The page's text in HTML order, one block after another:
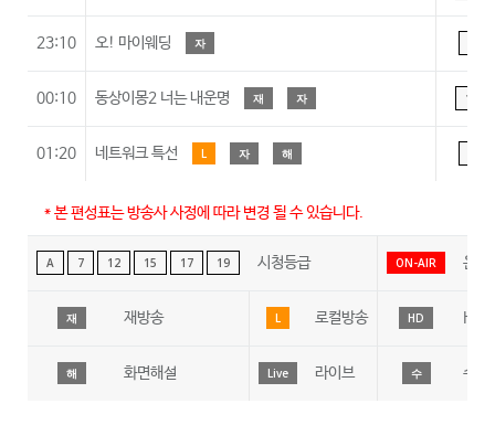
23:10 오! 마이웨딩 자
00:10 동상이몽2 너는 내운명 재 자 15
01:20 네트워크 특선 L 자 해
* 본 편성표는 방송사 사정에 따라 변경 될 수 있습니다.
A 7 12 15 17 19 시청등급 ON-AIR 온에
재 재방송 L 로컬방송 HD HD
해 화면해설 Live 라이브 수 수어